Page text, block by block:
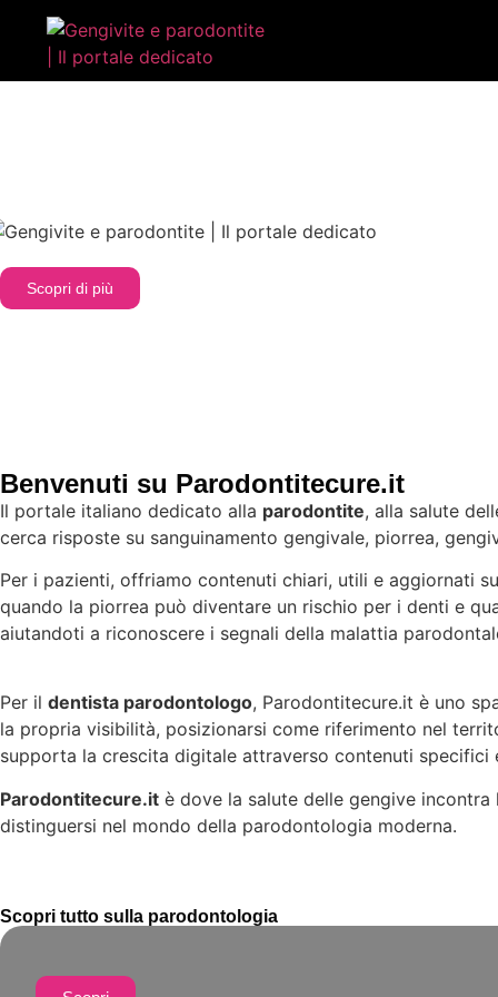
Scopri di più
Benvenuti su Parodontitecure.it
Il portale italiano dedicato alla parodontite, alla salute
cerca risposte su sanguinamento gengivale, piorrea,
Per i pazienti, offriamo contenuti chiari, utili e aggiornati
quando la piorrea può diventare un rischio per i denti e
aiutandoti a riconoscere i segnali della malattia
Per il dentista parodontologo, Parodontitecure.it è uno
la propria visibilità, posizionarsi come riferimento nel
supporta la crescita digitale attraverso contenuti specifici
Parodontitecure.it è dove la salute delle gengive
distinguersi nel mondo della parodontologia moderna.
Scopri tutto sulla parodontologia